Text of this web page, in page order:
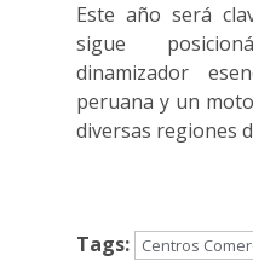
Este año será
sigue
dinamizador
peruana y un
diversas regiones
Tags: Centros